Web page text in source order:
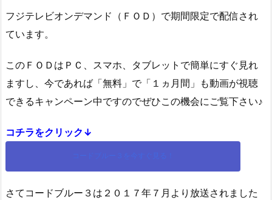
フジテレビオンデマンド（ＦＯＤ）で期間限定で配信され
ています。
このＦＯＤはＰＣ、スマホ、タブレットで簡単にすぐ見れ
ますし、今であれば「無料」で「１ヵ月間」も動画が視聴
できるキャンペーン中ですのでぜひこの機会にご覧下さい♪
コチラをクリック↓
コードブルー３を今すぐ見る！
さてコードブルー３は２０１７年７月より放送されました